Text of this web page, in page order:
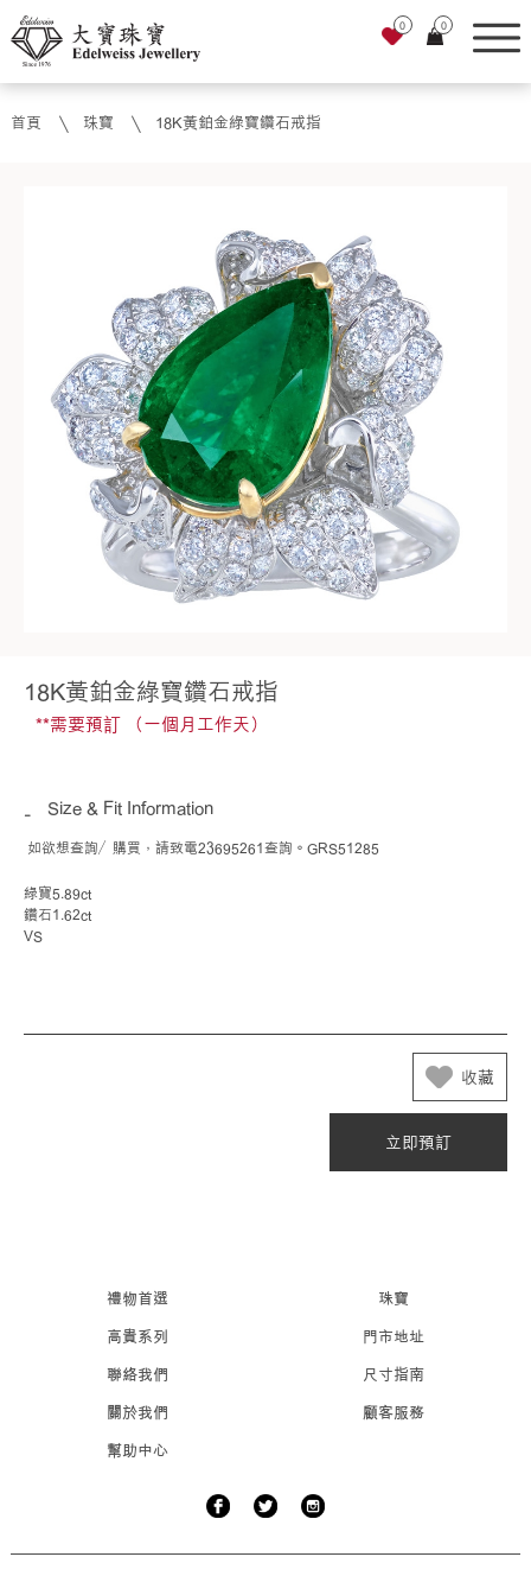
0 0
首頁 珠寶 18K黃鉑金綠寶鑽石戒指
18K黃鉑金綠寶鑽石戒指
**需要預訂 （一個月工作天）
Size & Fit Information
如欲想查詢／購買，請致電23695261查詢。GRS51285
綠寶5.89ct
鑽石1.62ct
VS
收藏
立即預訂
禮物首選 珠寶
高貴系列 門市地址
聯絡我們 尺寸指南
關於我們 顧客服務
幫助中心